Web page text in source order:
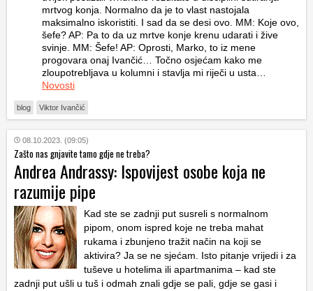
mrtvog konja. Normalno da je to vlast nastojala
maksimalno iskoristiti. I sad da se desi ovo. MM: Koje ovo,
šefe? AP: Pa to da uz mrtve konje krenu udarati i žive
svinje. MM: Šefe! AP: Oprosti, Marko, to iz mene
progovara onaj Ivančić… Točno osjećam kako me
zloupotrebljava u kolumni i stavlja mi riječi u usta…
Novosti
blog Viktor Ivančić
08.10.2023. (09:05)
Zašto nas gnjavite tamo gdje ne treba?
Andrea Andrassy: Ispovijest osobe koja ne
razumije pipe
Kad ste se zadnji put susreli s normalnom
pipom, onom ispred koje ne treba mahat
rukama i zbunjeno tražit način na koji se
aktivira? Ja se ne sjećam. Isto pitanje vrijedi i za
tuševe u hotelima ili apartmanima – kad ste
zadnji put ušli u tuš i odmah znali gdje se pali, gdje se gasi i